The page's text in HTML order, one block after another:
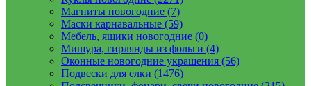
Магниты новогодние (7)
Маски карнавальные (59)
Мебель, ящики новогодние (0)
Мишура, гирлянды из фольги (4)
Оконные новогодние украшения (56)
Подвески для елки (1476)